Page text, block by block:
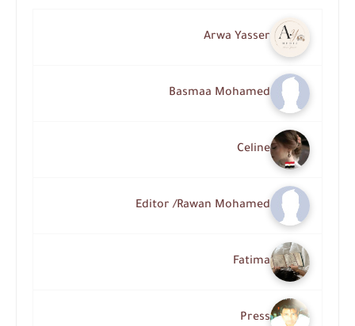
Arwa Yasser
Basmaa Mohamed
Celine
Editor /Rawan Mohamed
Fatima
Press